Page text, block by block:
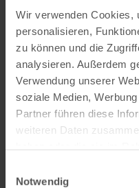
Wir verwenden Cookies,
personalisieren,
zu können und die
analysieren. Außerdem
Verwendung unserer
soziale Medien,
Partner führen diese
weiteren Daten
Notwendig